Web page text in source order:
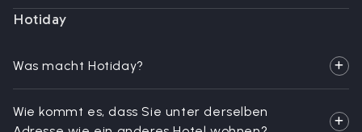
Hotiday
Was macht Hotiday?
Wie kommt es, dass Sie unter derselben